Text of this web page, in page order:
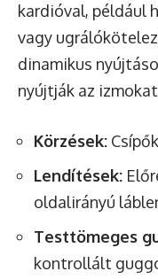
kardióval, például
vagy
dinamikus
nyújtják az
Körzések:
Lendítések:
oldalirányú
Testtömeges
kontrollált